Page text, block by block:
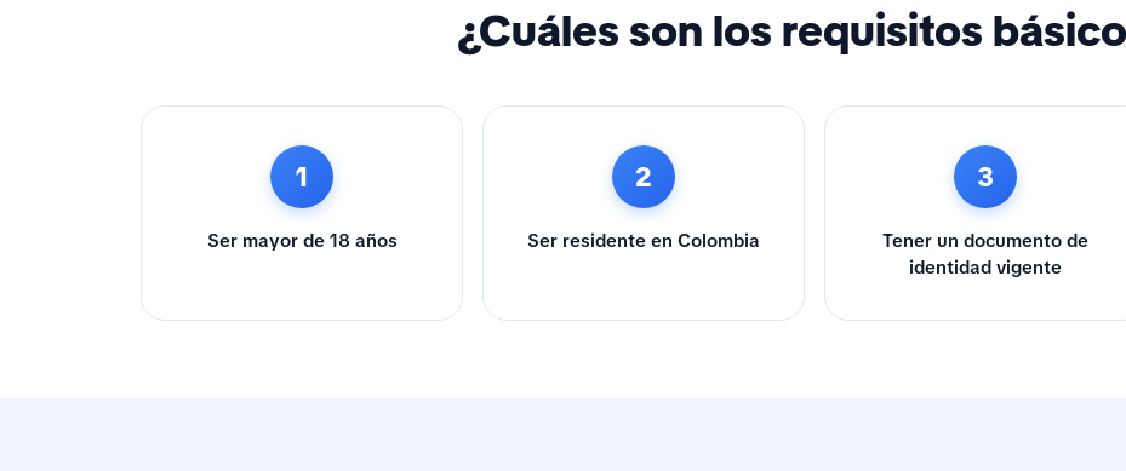
¿Cuáles son los requisitos
1
Ser mayor de 18 años
2
Ser residente en Colombia
3
Tener un documento de
identidad vigente